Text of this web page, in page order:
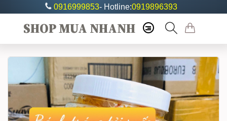
0916999853- Hotline:0919896393
SHOP MUA NHANH